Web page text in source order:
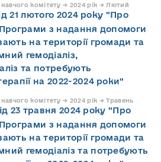
комітету → 2024 рік → Лютий
21 лютого 2024 року "Про
з надання допомоги
на території громади та
гемодіаліз,
та потребують
на 2022-2024 роки"
комітету → 2024 рік → Травень
23 травня 2024 року "Про
з надання допомоги
на території громади та
гемодіаліз та потребують